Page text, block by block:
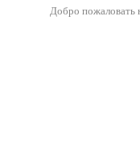
Добро пожаловать